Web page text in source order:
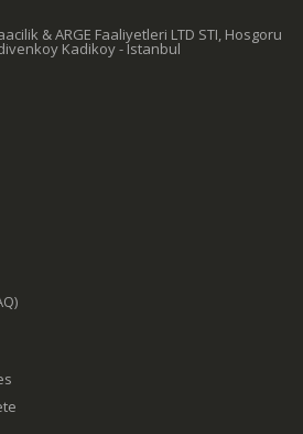
& ARGE Faaliyetleri LTD STI, Hosgoru
Kadikoy - Istanbul